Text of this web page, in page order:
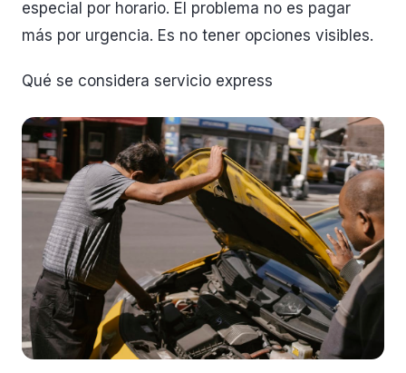
especial por horario. El problema no es pagar
más por urgencia. Es no tener opciones visibles.
Qué se considera servicio express